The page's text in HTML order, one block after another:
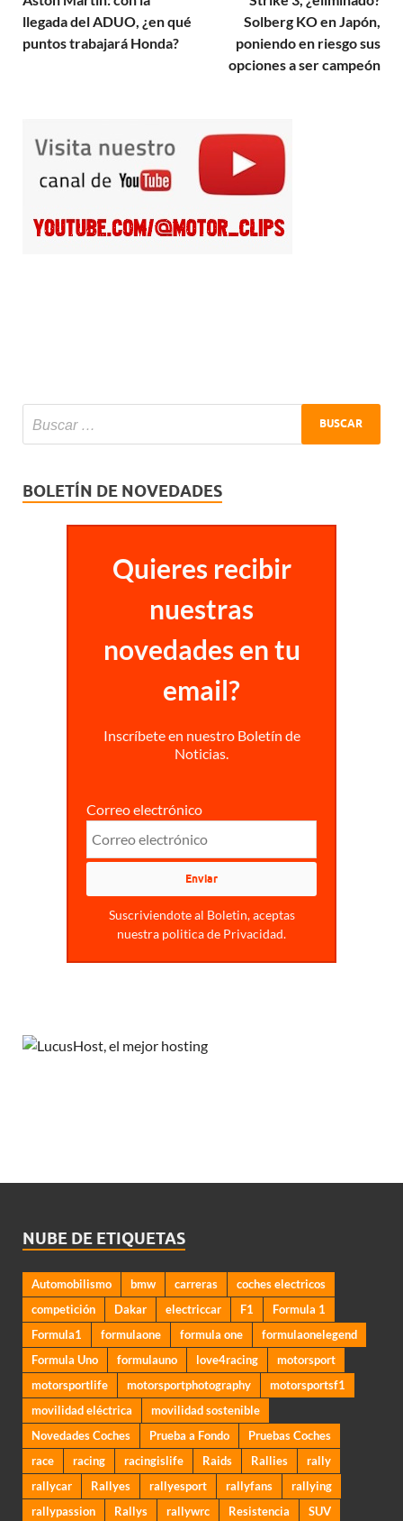
llegada del ADUO, ¿en qué
puntos trabajará Honda?
Solberg KO en Japón,
poniendo en riesgo sus
opciones a ser campeón
BOLETÍN DE NOVEDADES
Quieres recibir
nuestras
novedades en tu
email?
Inscríbete en nuestro Boletín de
Noticias.
Correo electrónico
Suscriviendote al Boletin, aceptas
nuestra politica de Privacidad.
NUBE DE ETIQUETAS
Automobilismo bmw carreras
coches electricos
competición
Dakar electriccar F1
Formula 1
Formula1
formulaone formula one
formulaonelegend
Formula Uno
formulauno love4racing
motorsport
motorsportlife
motorsportphotography
motorsportsf1
movilidad eléctrica
movilidad sostenible
Novedades Coches
Prueba a Fondo
Pruebas Coches
race
racing racingislife Raids Rallies
rally
rallycar
Rallyes rallyesport rallyfans
rallying
rallypassion
Rallys rallywrc Resistencia
SUV